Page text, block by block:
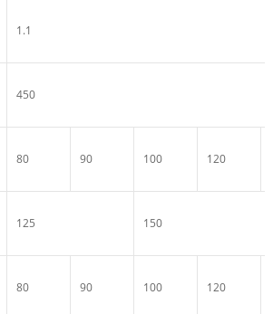
1.1
450
80 90 100 120
125 150
80 90 100 120